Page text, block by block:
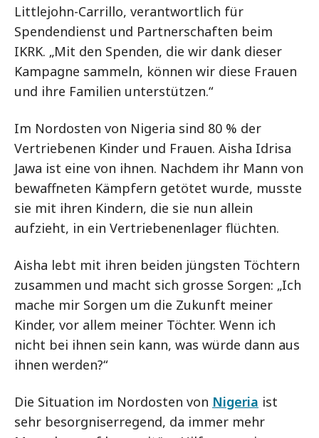
Littlejohn-Carrillo, verantwortlich für
Spendendienst und Partnerschaften beim
IKRK. „Mit den Spenden, die wir dank dieser
Kampagne sammeln, können wir diese Frauen
und ihre Familien unterstützen.“
Im Nordosten von Nigeria sind 80 % der
Vertriebenen Kinder und Frauen. Aisha Idrisa
Jawa ist eine von ihnen. Nachdem ihr Mann von
bewaffneten Kämpfern getötet wurde, musste
sie mit ihren Kindern, die sie nun allein
aufzieht, in ein Vertriebenenlager flüchten.
Aisha lebt mit ihren beiden jüngsten Töchtern
zusammen und macht sich grosse Sorgen: „Ich
mache mir Sorgen um die Zukunft meiner
Kinder, vor allem meiner Töchter. Wenn ich
nicht bei ihnen sein kann, was würde dann aus
ihnen werden?“
Die Situation im Nordosten von Nigeria ist
sehr besorgniserregend, da immer mehr